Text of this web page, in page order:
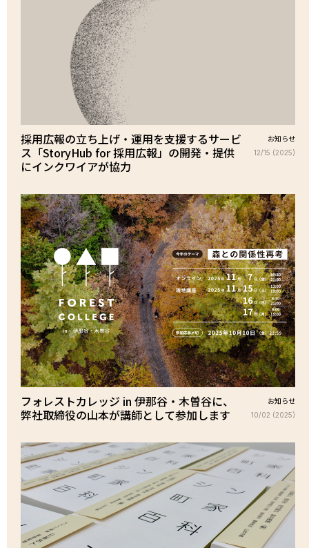
採用広報の立ち上げ・運用を支援するサービ
ス「StoryHub for 採用広報」の開発・提供
にインクワイアが協力
お知らせ
12/15 (2025)
フォレストカレッジ in 伊那谷・木曽谷に、
弊社取締役の山本が講師として参加します
お知らせ
10/02 (2025)